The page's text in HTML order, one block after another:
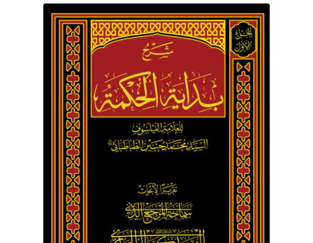
برگه نمونه
برگه نمونه
ثبت شکایات
حساب کاربری من